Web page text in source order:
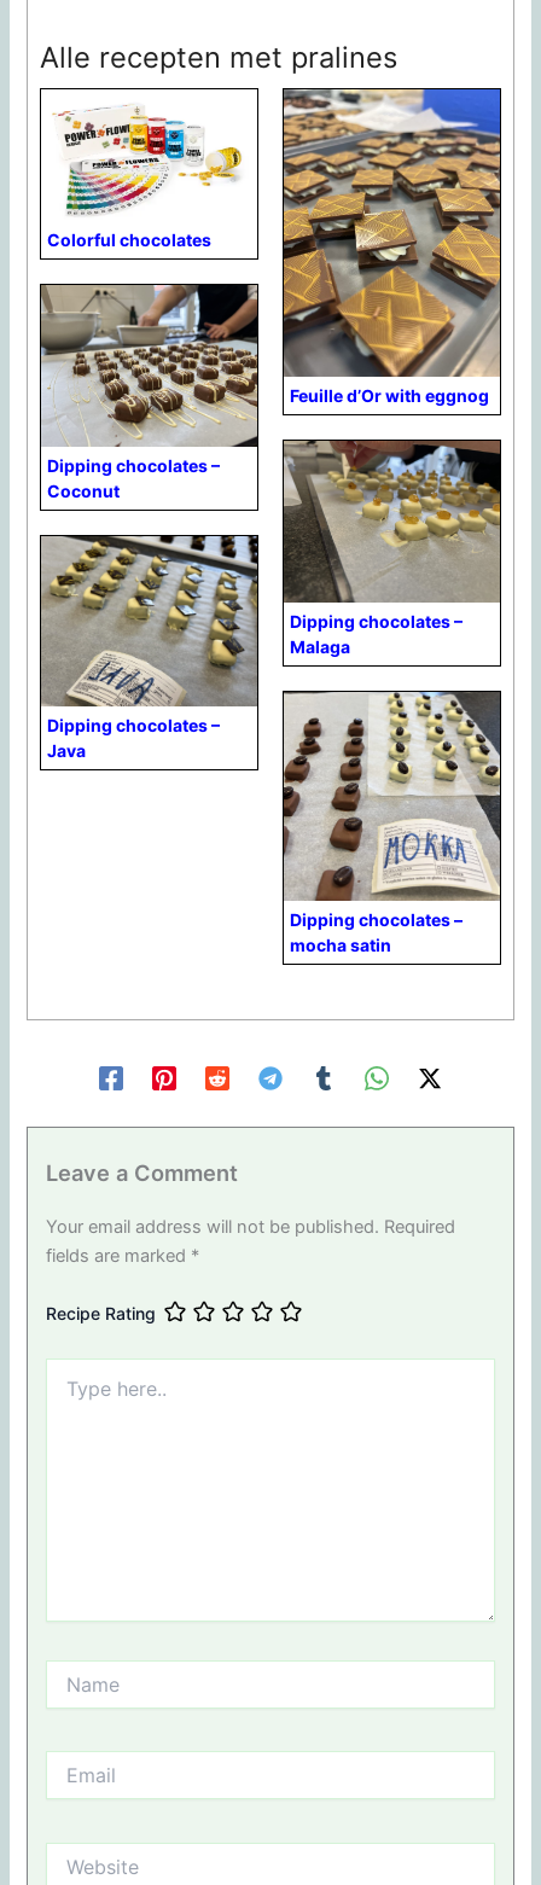
Alle recepten met pralines
Colorful chocolates
Feuille d’Or with eggnog
Dipping chocolates –
Coconut
Dipping chocolates –
Malaga
Dipping chocolates –
Java
Dipping chocolates –
mocha satin
Leave a Comment
Your email address will not be published. Required
fields are marked *
Recipe Rating
here..